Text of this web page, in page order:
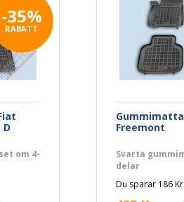
-35%
RABATT
D
om 4-
Freemont
Svarta
delar
Du sparar 186 Kr